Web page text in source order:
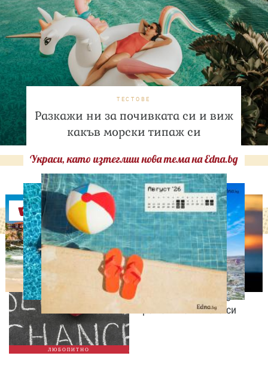
ТЕСТОВЕ
Разкажи ни за почивката си и виж
какъв морски типаж си
Украси, като изтеглиш нова тема на Edna.bg
Оферти
ЛЮБОПИТНО
ЛЮБОПИТНО
Август е месецът на
вторите шансове: Защо
точно сега най-често
променяме живота си